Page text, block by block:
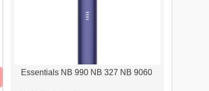
Essentials NB 990 NB 327 NB 9060